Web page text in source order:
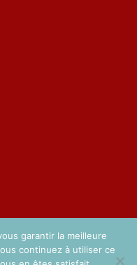
garantir la meilleure
continuez à utiliser ce